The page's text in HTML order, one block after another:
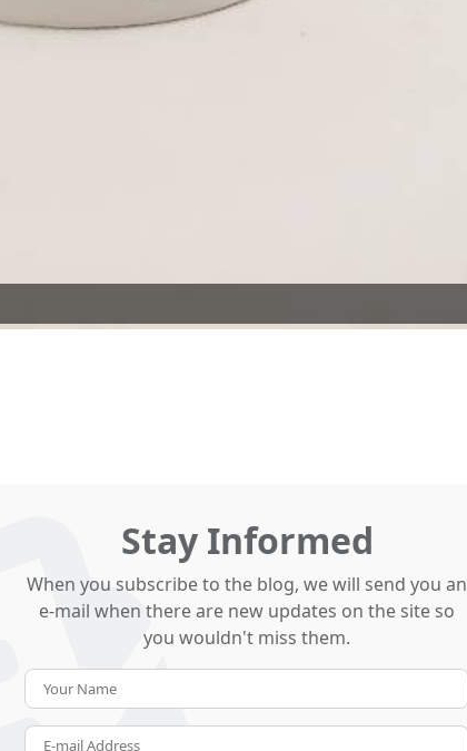
Stay Informed
When you subscribe to the blog, we will send you an
e-mail when there are new updates on the site so
you wouldn't miss them.
Name